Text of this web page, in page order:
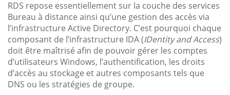
RDS repose essentiellement sur la couche des services
Bureau à distance ainsi qu’une gestion des accès via
l’infrastructure Active Directory. C’est pourquoi chaque
composant de l’infrastructure IDA (IDentity and Access)
doit être maîtrisé afin de pouvoir gérer les comptes
d’utilisateurs Windows, l’authentification, les droits
d’accès au stockage et autres composants tels que
DNS ou les stratégies de groupe.